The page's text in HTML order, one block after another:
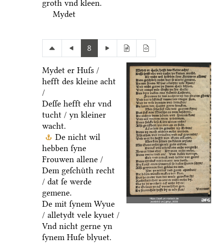
groth vnd kleen.
Mydet
8
Mydet er Huſs /
hefft des kleine acht
/
Deſſe hefft ehr vnd
tucht / yn kleiner
wacht.
De nicht wil
hebben ſyne
Frouwen allene /
Dem geſchuͤth recht
/ dat ſe werde
gemene.
De mit ſynem Wyue
/ alletydt vele kyuet /
Vnd nicht gerne yn
ſynem Huſe blyuet.